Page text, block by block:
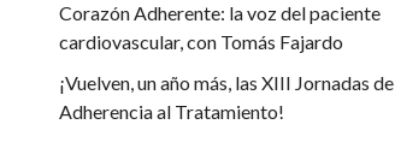
Corazón Adherente: la voz del paciente
cardiovascular, con Tomás Fajardo
¡Vuelven, un año más, las XIII Jornadas de
Adherencia al Tratamiento!